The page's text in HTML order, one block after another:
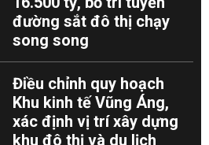
đường sắt đô thị chạy
song song
Điều chỉnh quy hoạch
Khu kinh tế Vũng Áng,
xác định vị trí xây dựng
khu đô thị và du lịch